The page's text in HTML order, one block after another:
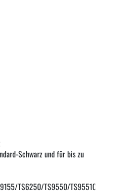
Schwarz und für bis zu
TS6250/TS9550/TS9551C/